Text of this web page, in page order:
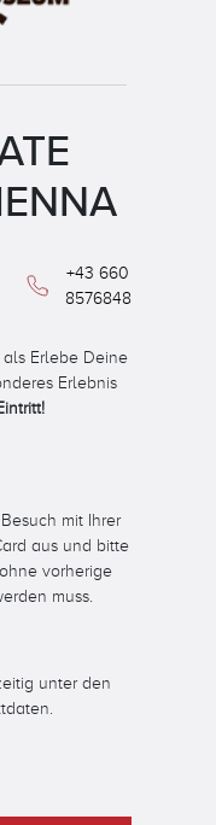
+43 660
8576848
Erlebe Deine
Erlebnis
mit Ihrer
aus und bitte
vorherige
muss.
unter den